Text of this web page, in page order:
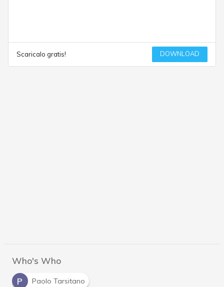
Scaricalo gratis! DOWNLOAD
Who's Who
P
Paolo Tarsitano